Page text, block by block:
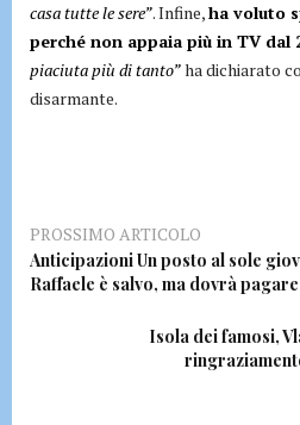
casa tutte le sere”. Infine,ha voluto
perché non appaia più in TV dal
piaciuta più di tanto”ha dichiarato
disarmante.
PROSSIMO ARTICOLO
Anticipazioni Un posto al sole
Raffaele è salvo, ma dovrà
Isola dei famosi,